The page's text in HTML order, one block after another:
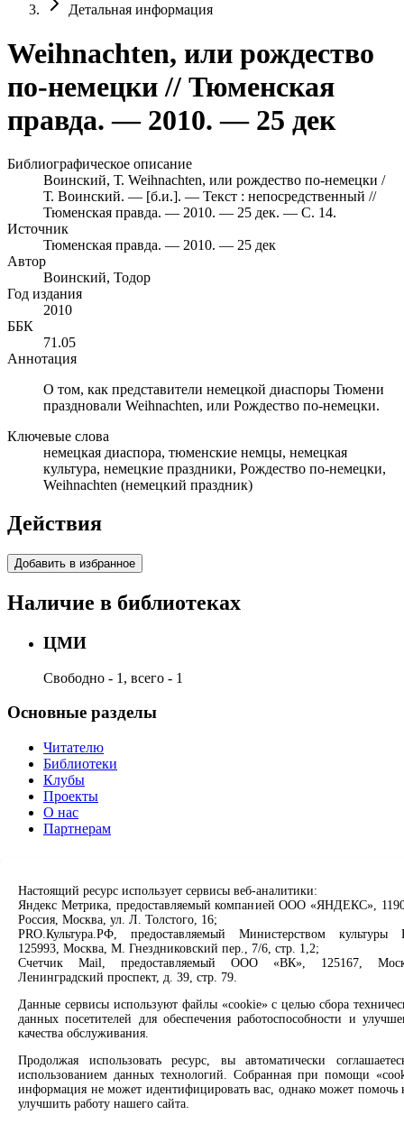
Детальная информация
Weihnachten, или рождество
по-немецки // Тюменская
правда. — 2010. — 25 дек
Библиографическое описание
Воинский, Т. Weihnachten, или рождество по-немецки /
Т. Воинский. — [б.и.]. — Текст : непосредственный //
Тюменская правда. — 2010. — 25 дек. — С. 14.
Источник
Тюменская правда. — 2010. — 25 дек
Автор
Воинский, Тодор
Год издания
2010
ББК
71.05
Аннотация
О том, как представители немецкой диаспоры Тюмени
праздновали Weihnachten, или Рождество по-немецки.
Ключевые слова
немецкая диаспора, тюменские немцы, немецкая
культура, немецкие праздники, Рождество по-немецки,
Weihnachten (немецкий праздник)
Действия
Добавить в избранное
Наличие в библиотеках
ЦМИ
Свободно - 1, всего - 1
Основные разделы
Читателю
Библиотеки
Клубы
Проекты
О нас
Партнерам
Продлить книгу
Спроси библиотекаря
Спроси краеведа
Оцените качество услуг
Направить обращение директору
Соцсети
Вконтакте
Max
Rutube
Настоящий ресурс использует сервисы веб-аналитики:
Яндекс Метрика, предоставляемый компанией ООО «ЯНДЕКС»,
Россия, Москва, ул. Л. Толстого, 16;
PRO.Культура.РФ, предоставляемый Министерством культуры
125993, Москва, М. Гнездниковский пер., 7/6, стр. 1,2;
Счетчик Mail, предоставляемый ООО «ВК», 125167,
Ленинградский проспект, д. 39, стр. 79.
Данные сервисы используют файлы «cookie» с целью сбора
данных посетителей для обеспечения работоспособности и
качества обслуживания.
Продолжая использовать ресурс, вы автоматически
использованием данных технологий. Собранная при помощи
информация не может идентифицировать вас, однако может помочь
улучшить работу нашего сайта.